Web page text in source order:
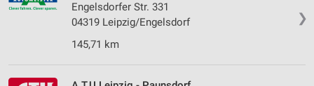
❯
Engelsdorfer Str. 331
04319 Leipzig/Engelsdorf
145,71 km